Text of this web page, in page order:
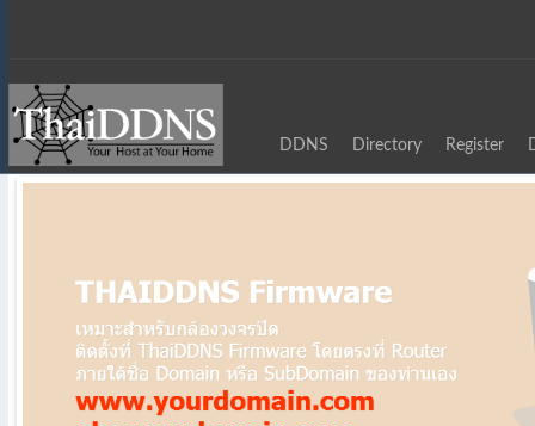
DDNS Directory Register